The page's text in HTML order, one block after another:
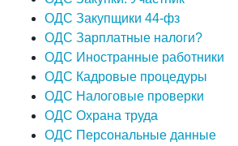
ОДС Закупщики 44-фз
ОДС Зарплатные налоги?
ОДС Иностранные работники
ОДС Кадровые процедуры
ОДС Налоговые проверки
ОДС Охрана труда
ОДС Персональные данные